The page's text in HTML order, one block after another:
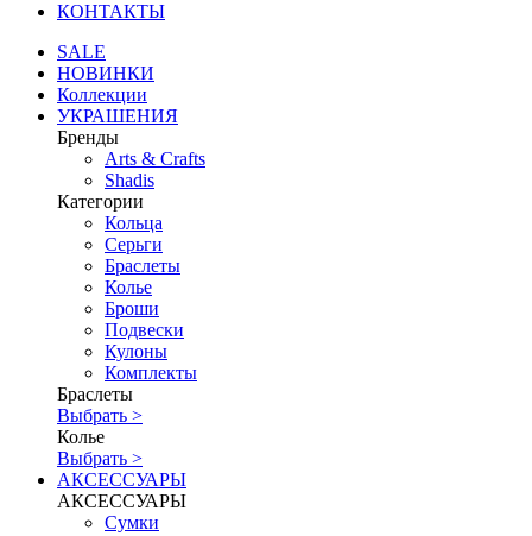
КОНТАКТЫ
SALE
НОВИНКИ
Коллекции
УКРАШЕНИЯ
Бренды
Аrts & Сrafts
Shadis
Категории
Кольца
Серьги
Браслеты
Колье
Броши
Подвески
Кулоны
Комплекты
Браслеты
Выбрать >
Колье
Выбрать >
АКСЕССУАРЫ
АКСЕССУАРЫ
Сумки